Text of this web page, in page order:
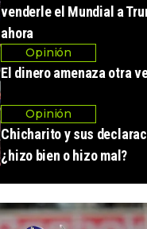
venderle el Mundial a
ahora
Opinión
El dinero amenaza otra
Opinión
Chicharito y sus
¿hizo bien o hizo mal?